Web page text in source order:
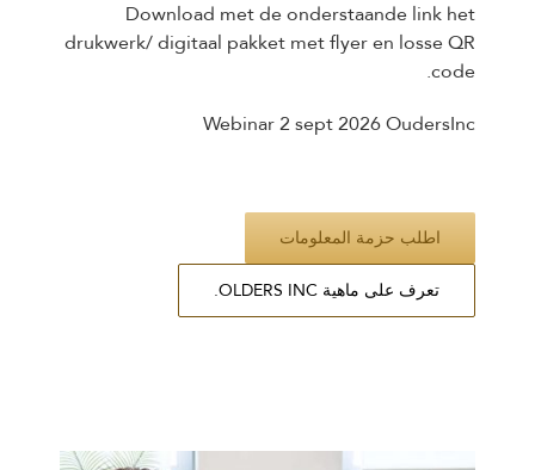
Download met de onderstaande link het
drukwerk/ digitaal pakket met flyer en losse QR
code.
Webinar 2 sept 2026 OudersInc
اطلب حزمة المعلومات
تعرف على ماهية OLDERS INC.